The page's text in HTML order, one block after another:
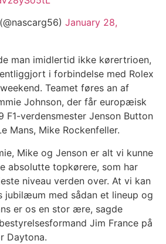
January 28,
man imidlertid ikke kørertrioen,
i forbindelse med Rolex
Teamet føres an af
Johnson, der får europæisk
F1-verdensmester Jenson Button
Mans, Mike Rockenfeller.
Mike og Jenson er alt vi kunne
absolutte topkørere, som har
niveau verden over. At vi kan
jubilæum med sådan et lineup og
er os en stor ære, sagde
Jim France på
Daytona.